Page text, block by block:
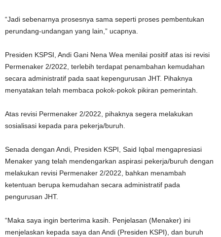
“Jadi sebenarnya prosesnya sama seperti proses pembentukan
perundang-undangan yang lain,” ucapnya.
Presiden KSPSI, Andi Gani Nena Wea menilai positif atas isi revisi
Permenaker 2/2022, terlebih terdapat penambahan kemudahan
secara administratif pada saat kepengurusan JHT. Pihaknya
menyatakan telah membaca pokok-pokok pikiran pemerintah.
Atas revisi Permenaker 2/2022, pihaknya segera melakukan
sosialisasi kepada para pekerja/buruh.
Senada dengan Andi, Presiden KSPI, Said Iqbal mengapresiasi
Menaker yang telah mendengarkan aspirasi pekerja/buruh dengan
melakukan revisi Permenaker 2/2022, bahkan menambah
ketentuan berupa kemudahan secara administratif pada
pengurusan JHT.
“Maka saya ingin berterima kasih. Penjelasan (Menaker) ini
menjelaskan kepada saya dan Andi (Presiden KSPI), dan buruh